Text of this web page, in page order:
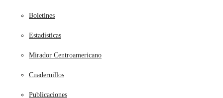
Boletines
Estadísticas
Mirador Centroamericano
Cuadernillos
Publicaciones